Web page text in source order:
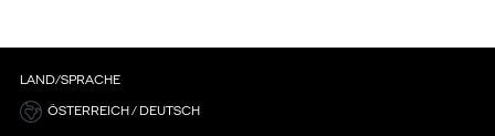
LAND/SPRACHE
ÖSTERREICH / DEUTSCH